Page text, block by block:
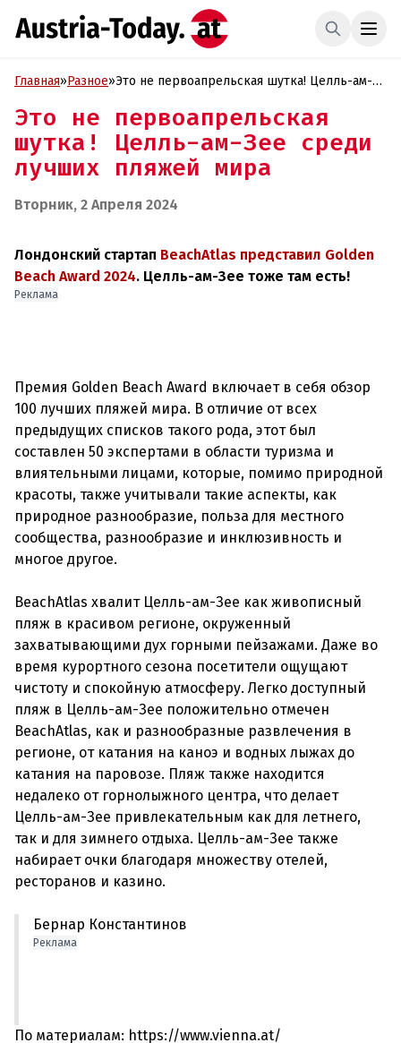
Главная»Разное»Это не первоапрельская шутка! Целль-ам-
Это не первоапрельская
шутка! Целль-ам-Зее среди
лучших пляжей мира
Вторник, 2 Апреля 2024
Лондонский стартап BeachAtlas представил Golden
Beach Award 2024. Целль-ам-Зее тоже там есть!
Реклама
Премия Golden Beach Award включает в себя обзор
100 лучших пляжей мира. В отличие от всех
предыдущих списков такого рода, этот был
составлен 50 экспертами в области туризма и
влиятельными лицами, которые, помимо природной
красоты, также учитывали такие аспекты, как
природное разнообразие, польза для местного
сообщества, разнообразие и инклюзивность и
многое другое.
BeachAtlas хвалит Целль-ам-Зее как живописный
пляж в красивом регионе, окруженный
захватывающими дух горными пейзажами. Даже во
время курортного сезона посетители ощущают
чистоту и спокойную атмосферу. Легко доступный
пляж в Целль-ам-Зее положительно отмечен
BeachAtlas, как и разнообразные развлечения в
регионе, от катания на каноэ и водных лыжах до
катания на паровозе. Пляж также находится
недалеко от горнолыжного центра, что делает
Целль-ам-Зее привлекательным как для летнего,
так и для зимнего отдыха. Целль-ам-Зее также
набирает очки благодаря множеству отелей,
Бернар Константинов
Реклама
По материалам: https://www.vienna.at/